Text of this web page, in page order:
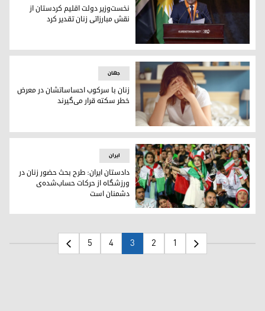
نخست‌وزیر دولت اقلیم کردستان از نقش مبارزاتی زنان تقدیر کرد
نخست‌وزیر دولت اقلیم کردستان از
نقش مبارزاتی زنان تقدیر کرد
زنان با سرکوب احساساتشان در معرض خطر سکته قرار می‌‌گیرند
جھان
زنان با سرکوب احساساتشان در معرض
خطر سکته قرار می‌‌گیرند
دادستان ایران: طرح بحث حضور زنان در ورزشگاه از حرکات
ایران
دادستان ایران: طرح بحث حضور زنان در
ورزشگاه از حرکات حساب‌شده‌ی
دشمنان است
1
2
3
4
5